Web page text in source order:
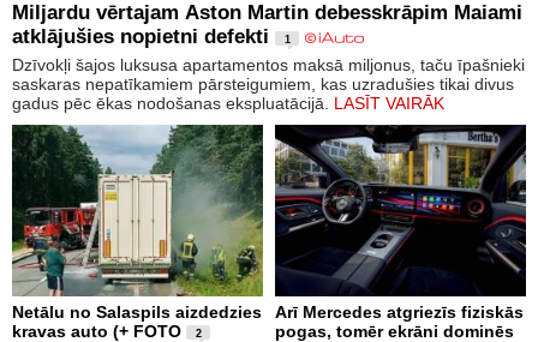
Miljardu vērtajam Aston Martin debesskrāpim Maiami
atklājušies nopietni defekti
1
Dzīvokļi šajos luksusa apartamentos maksā miljonus, taču īpašnieki
saskaras nepatīkamiem pārsteigumiem, kas uzradušies tikai divus
gadus pēc ēkas nodošanas ekspluatācijā. LASĪT VAIRĀK
Netālu no Salaspils aizdedzies
kravas auto (+ FOTO
2
Arī Mercedes atgriezīs fiziskās
pogas, tomēr ekrāni dominēs